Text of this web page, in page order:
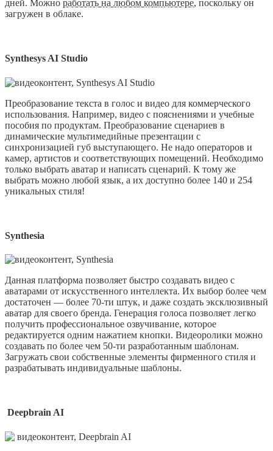
дней. Можно работать на любом компьютере, поскольку он
загружен в облаке.
Synthesys AI Studio
Преобразование текста в голос и видео для коммерческого
использования. Например, видео с пояснениями и учебные
пособия по продуктам. Преобразование сценариев в
динамические мультимедийные презентации с
синхронизацией губ выступающего. Не надо операторов и
камер, артистов и соответствующих помещений. Необходимо
только выбрать аватар и написать сценарий. К тому же
выбрать можно любой язык, а их доступно более 140 и 254
уникальных стиля!
Synthesia
Данная платформа позволяет быстро создавать видео с
аватарами от искусственного интеллекта. Их выбор более чем
достаточен — более 70-ти штук, и даже создать эксклюзивный
аватар для своего бренда. Генерация голоса позволяет легко
получить профессиональное озвучивание, которое
редактируется одним нажатием кнопки. Видеоролики можно
создавать по более чем 50-ти разработанным шаблонам.
Загружать свои собственные элементы фирменного стиля и
разрабатывать индивидуальные шаблоны.
Deepbrain AI